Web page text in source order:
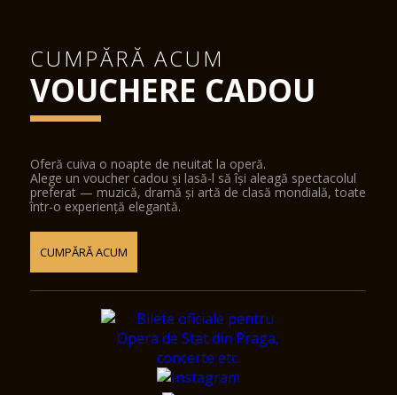
CUMPĂRĂ ACUM
VOUCHERE CADOU
Oferă cuiva o noapte de neuitat la operă.
Alege un voucher cadou și lasă-l să își aleagă spectacolul
preferat — muzică, dramă și artă de clasă mondială, toate
într-o experiență elegantă.
CUMPĂRĂ ACUM